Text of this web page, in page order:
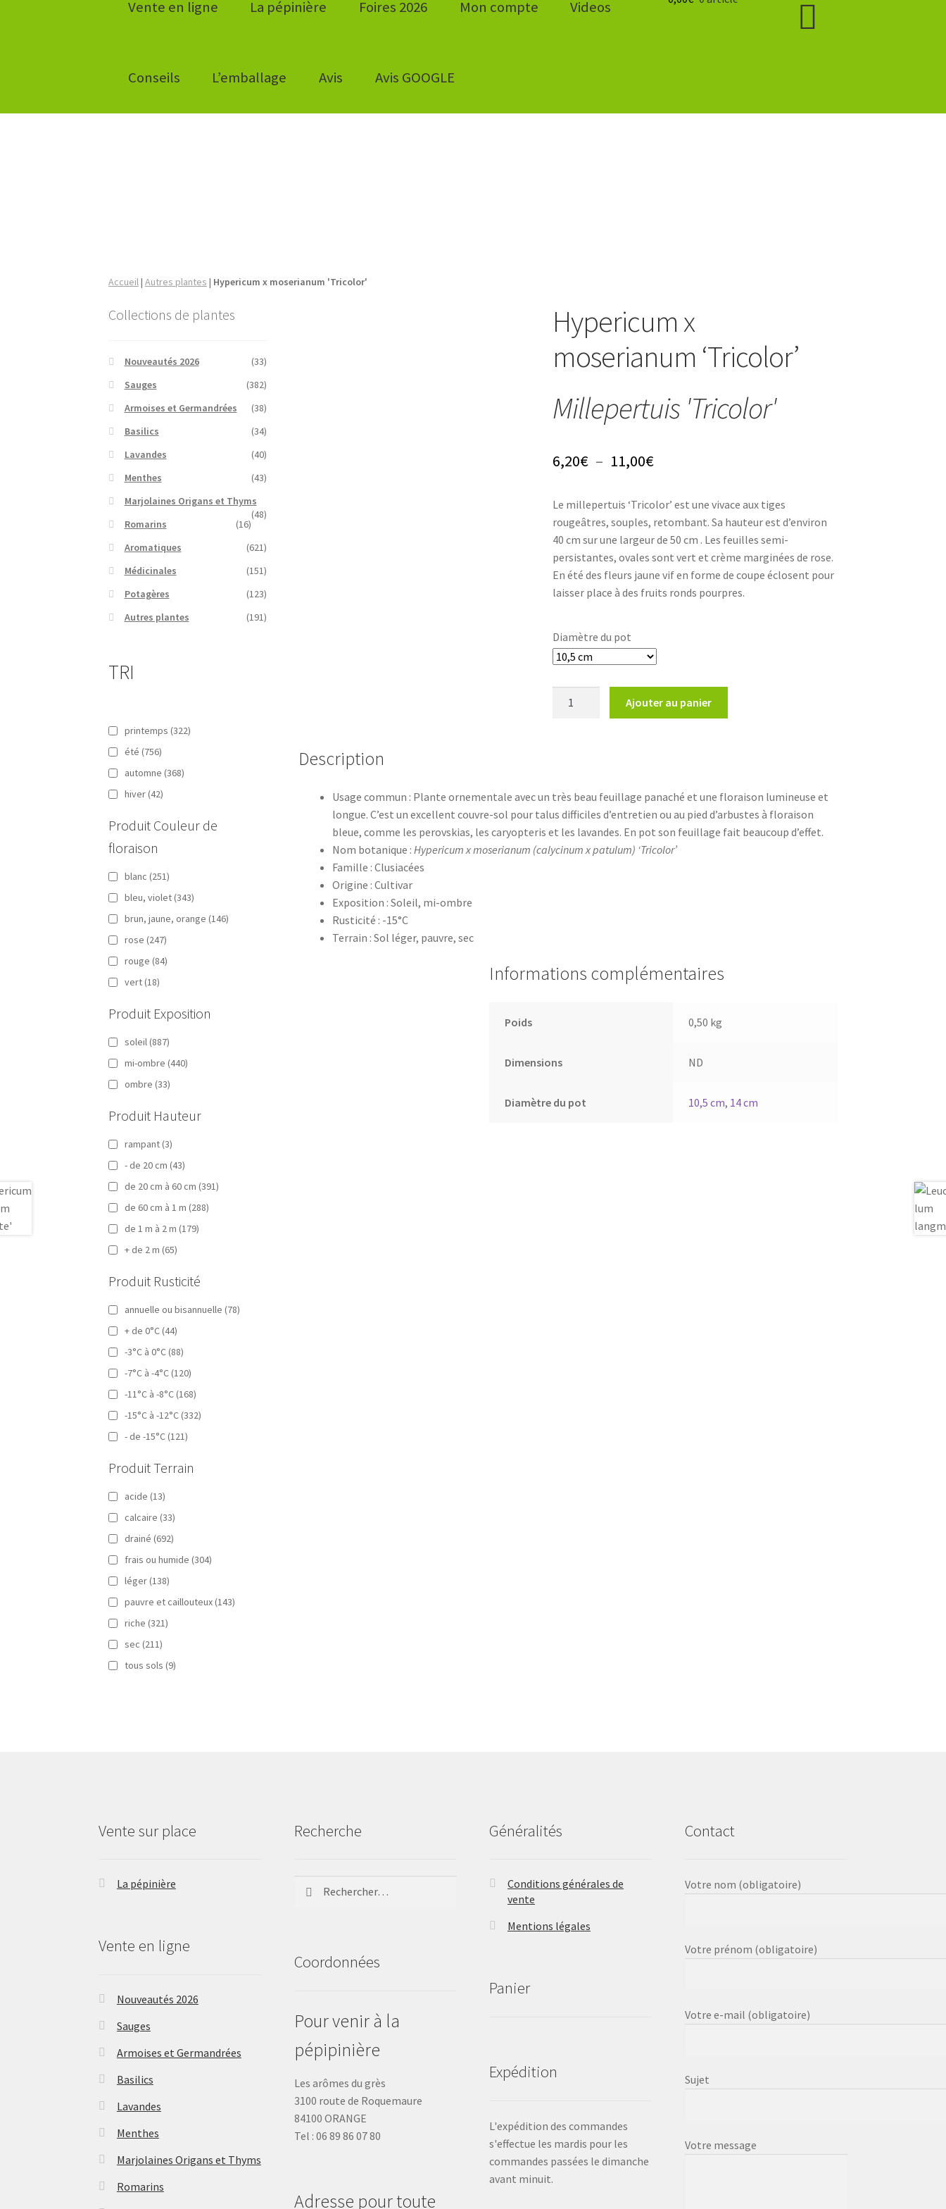
Vente en ligne La pépinière Foires 2026 Mon compte Videos
Conseils L’emballage Avis Avis GOOGLE
Accueil| Autres plantes | Hypericum x moserianum 'Tricolor'
Hypericum x
moserianum ‘Tricolor’
Millepertuis 'Tricolor'
6,20€ – 11,00€Plage
prix :
6,20€
à
11,00€
Le millepertuis ‘Tricolor’ est une vivace aux tiges
rougeâtres, souples, retombant. Sa hauteur est d’environ
40 cm sur une largeur de 50 cm . Les feuilles semi-
persistantes, ovales sont vert et crème marginées de rose.
En été des fleurs jaune vif en forme de coupe éclosent pour
laisser place à des fruits ronds pourpres.
Diamètre du pot
Ajouter au panier
Description
Usage commun : Plante ornementale avec un très beau feuillage panaché et une floraison lumineuse et
longue. C’est un excellent couvre-sol pour talus difficiles d’entretien ou au pied d’arbustes à floraison
bleue, comme les perovskias, les caryopteris et les lavandes. En pot son feuillage fait beaucoup d’effet.
Nom botanique : Hypericum x moserianum (calycinum x patulum) ‘Tricolor’
Famille : Clusiacées
Origine : Cultivar
Exposition : Soleil, mi-ombre
Rusticité : -15°C
Terrain : Sol léger, pauvre, sec
Informations complémentaires
Poids 0,50 kg
Dimensions ND
Diamètre du pot 10,5 cm, 14 cm
Collections de plantes
Nouveautés 2026
(33)
Sauges
(382)
Armoises et Germandrées
(38)
Basilics
(34)
Lavandes
(40)
Menthes
(43)
Marjolaines Origans et Thyms
(48)
Romarins
(16)
Aromatiques
(621)
Médicinales
(151)
Potagères
(123)
Autres plantes
(191)
TRI
printemps (322)
été (756)
automne (368)
hiver (42)
Produit Couleur de
floraison
blanc (251)
bleu, violet (343)
brun, jaune, orange (146)
rose (247)
rouge (84)
vert (18)
Produit Exposition
soleil (887)
mi-ombre (440)
ombre (33)
Produit Hauteur
rampant (3)
- de 20 cm (43)
de 20 cm à 60 cm (391)
de 60 cm à 1 m (288)
de 1 m à 2 m (179)
+ de 2 m (65)
Produit Rusticité
annuelle ou bisannuelle (78)
+ de 0°C (44)
-3°C à 0°C (88)
-7°C à -4°C (120)
-11°C à -8°C (168)
-15°C à -12°C (332)
- de -15°C (121)
Produit Terrain
acide (13)
calcaire (33)
drainé (692)
frais ou humide (304)
léger (138)
pauvre et caillouteux (143)
riche (321)
sec (211)
tous sols (9)
Vente sur place
La pépinière
Vente en ligne
Nouveautés 2026
Sauges
Armoises et Germandrées
Basilics
Lavandes
Menthes
Marjolaines Origans et Thyms
Romarins
Recherche
Coordonnées
Pour venir à la
pépipinière
Les arômes du grès
3100 route de Roquemaure
84100 ORANGE
Tel : 06 89 86 07 80
Adresse pour toute
Généralités
Conditions générales de
vente
Mentions légales
Panier
Expédition
L'expédition des commandes
s'effectue les mardis pour les
commandes passées le dimanche
avant minuit.
Contact
Votre nom (obligatoire)
Votre prénom (obligatoire)
Votre e-mail (obligatoire)
Sujet
Votre message